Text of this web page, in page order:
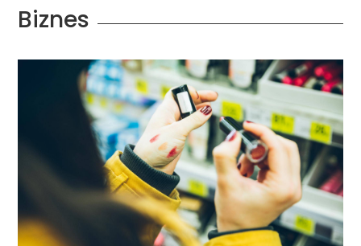
Biznes